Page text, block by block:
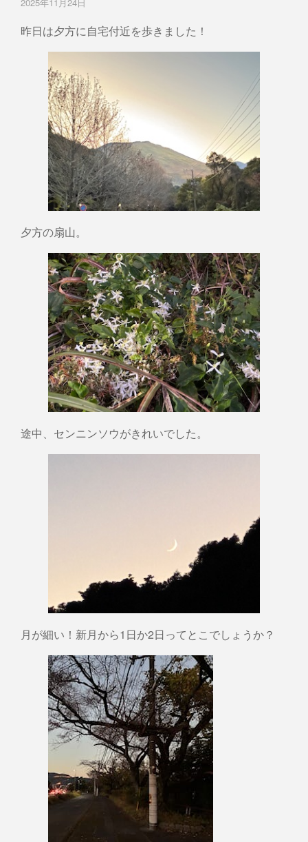
昨日は夕方に自宅付近を歩きました！
夕方の扇山。
途中、センニンソウがきれいでした。
月が細い！新月から1日か2日ってとこでしょうか？